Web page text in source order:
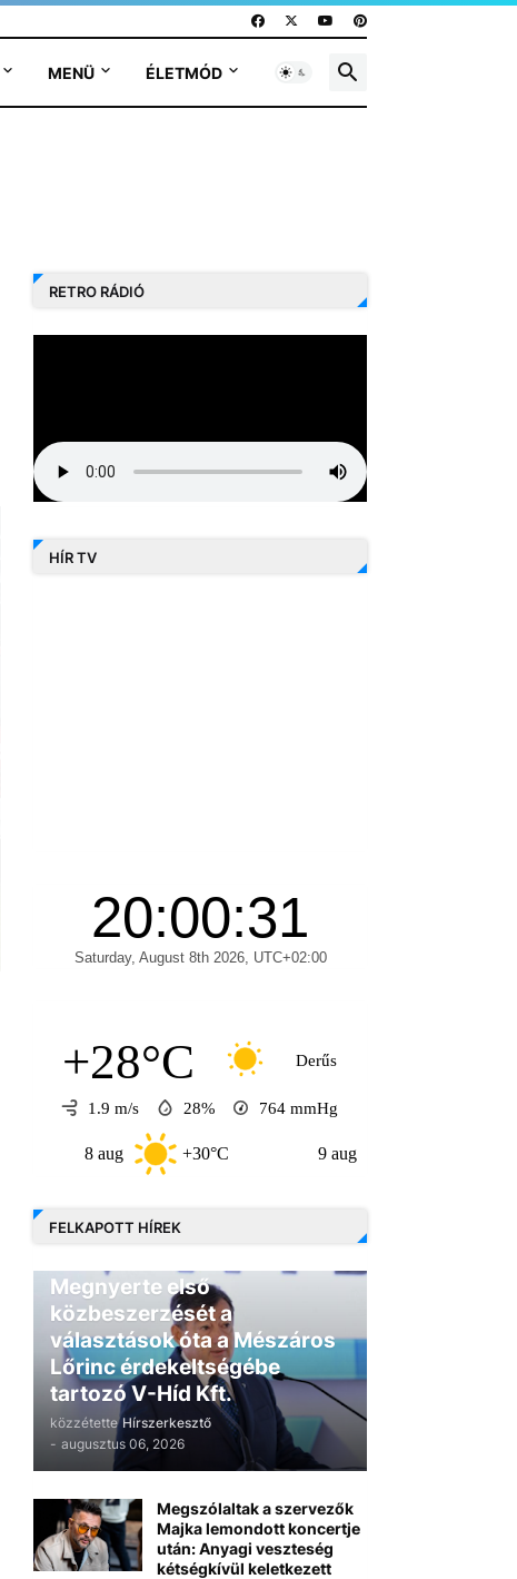
MENÜ ÉLETMÓD
RETRO RÁDIÓ
HÍR TV
+28°C Derűs
1.9 m/s 28% 764 mmHg
+30°C +30°C
FELKAPOTT HÍREK
Megnyerte első
közbeszerzését a
választások óta a Mészáros
Lőrinc érdekeltségébe
tartozó V-Híd Kft.
közzétette Hírszerkesztő
- augusztus 06, 2026
Megszólaltak a szervezők
Majka lemondott koncertje
után: Anyagi veszteség
kétségkívül keletkezett